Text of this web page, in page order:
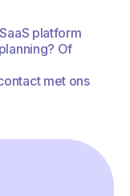
platform
Of
met ons